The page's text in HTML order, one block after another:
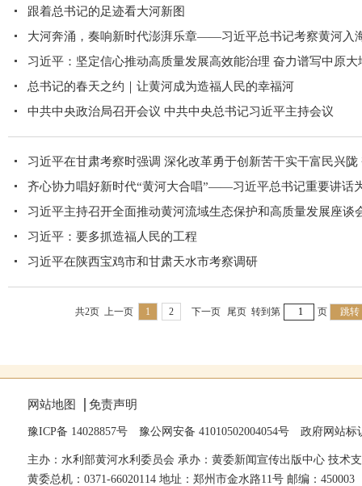
跟着总书记的足迹看大河新图
大河奔涌，奏响新时代澎湃乐章——习近平总书记考察黄河入
习近平：坚定信心推动高质量发展高效能治理 奋力谱写中原
总书记的春天之约｜让黄河成为造福人民的幸福河
中共中央政治局召开会议 中共中央总书记习近平主持会议
习近平在甘肃考察时强调 深化改革勇于创新苦干实干富民兴
齐心协力唱好新时代“黄河大合唱”——习近平总书记重要讲话
习近平主持召开全面推动黄河流域生态保护和高质量发展座谈
习近平：要多抓造福人民的工程
习近平在陕西宝鸡市和甘肃天水市考察调研
共2页 上一页 1 2 下一页 尾页 转到第 页 跳转
网站地图 免责声明
豫ICP备 14028857号 豫公网安备 41010502004054号 政府网站标
主办：水利部黄河水利委员会 承办：黄委新闻宣传出版中心 技术
黄委总机：0371-66020114 地址：郑州市金水路11号 邮编：450003